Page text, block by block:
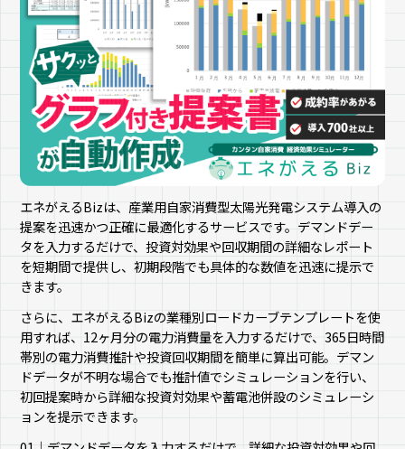
エネがえるBizは、産業用自家消費型太陽光発電システム導入の
提案を迅速かつ正確に最適化するサービスです。デマンドデー
タを入力するだけで、投資対効果や回収期間の詳細なレポート
を短期間で提供し、初期段階でも具体的な数値を迅速に提示で
きます。
さらに、エネがえるBizの業種別ロードカーブテンプレートを使
用すれば、12ヶ月分の電力消費量を入力するだけで、365日時間
帯別の電力消費推計や投資回収期間を簡単に算出可能。デマン
ドデータが不明な場合でも推計値でシミュレーションを行い、
初回提案時から詳細な投資対効果や蓄電池併設のシミュレーシ
ョンを提示できます。